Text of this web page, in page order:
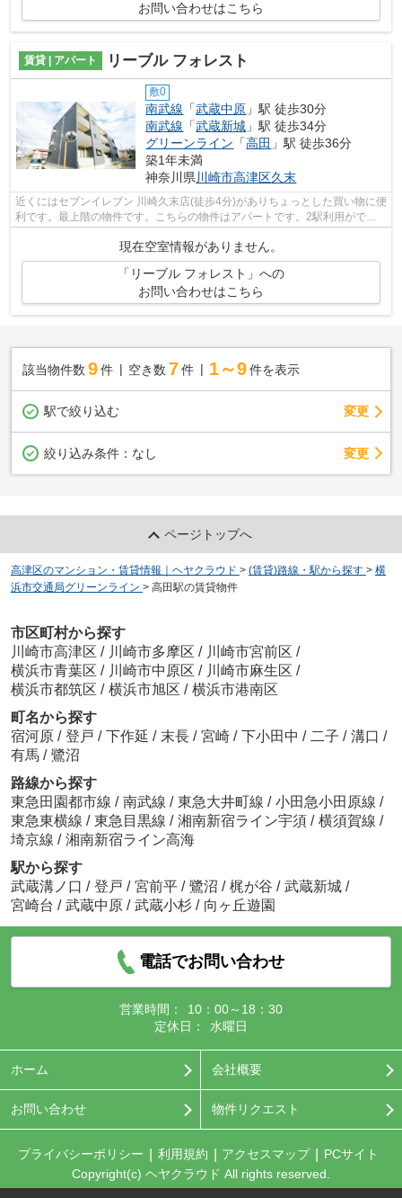
お問い合わせはこちら
賃貸 | アパート リーブル フォレスト
敷0
南武線 「武蔵中原 」駅 徒歩30分
南武線 「武蔵新城 」駅 徒歩34分
グリーンライン 「高田 」駅 徒歩36分
築1年未満
神奈川県 川崎市高津区久末
近くにはセブンイレブン 川崎久末店(徒歩4分)がありちょっとした買い物に便
利です。最上階の物件です。こちらの物件はアパートです。2駅利用ができ
現在空室情報がありません。
「リーブル フォレスト」への
お問い合わせはこちら
該当物件数 9件 空き数 7 件 1～9 件を表示
駅で絞り込む 変更
絞り込み条件： なし 変更
ページトップへ
高津区のマンション・賃貸情報｜ヘヤクラウド > (賃貸)路線・駅から探す > 横
浜市交通局グリーンライン > 高田駅の賃貸物件
市区町村から探す
川崎市高津区 / 川崎市多摩区 / 川崎市宮前区 /
横浜市青葉区 / 川崎市中原区 / 川崎市麻生区 /
横浜市都筑区 / 横浜市旭区 / 横浜市港南区
町名から探す
宿河原 / 登戸 / 下作延 / 末長 / 宮崎 / 下小田中 / 二子 / 溝口 /
有馬 / 鷺沼
路線から探す
東急田園都市線 / 南武線 / 東急大井町線 / 小田急小田原線 /
東急東横線 / 東急目黒線 / 湘南新宿ライン宇須 / 横須賀線 /
埼京線 / 湘南新宿ライン高海
駅から探す
武蔵溝ノ口 / 登戸 / 宮前平 / 鷺沼 / 梶が谷 / 武蔵新城 /
宮崎台 / 武蔵中原 / 武蔵小杉 / 向ヶ丘遊園
電話でお問い合わせ
営業時間：
10：00～18：30
定休日：
水曜日
ホーム 会社概要
お問い合わせ 物件リクエスト
プライバシーポリシー 利用規約 アクセスマップ
PCサイト
Copyright(c) ヘヤクラウド All rights reserved.